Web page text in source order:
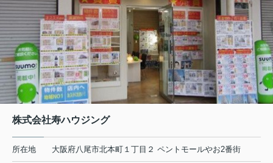
株式会社寿ハウジング
所在地 大阪府八尾市北本町１丁目２ ペントモールやお2番街